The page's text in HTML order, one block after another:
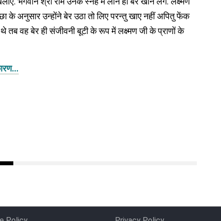
के अनुसार उन्होंने बेर उठा तो लिए परन्तु खाए नहीं अपितु फेंक
थे तब वह बेर ही संजीवनी बूटी के रूप में लक्ष्मण जी के प्राणों के